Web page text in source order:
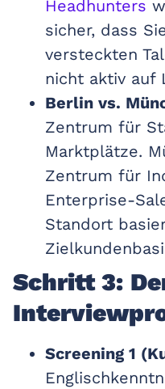
Headhunters
sicher, dass
versteckten
nicht aktiv auf
Berlin vs.
Zentrum für
Marktplätze.
Zentrum für
Enterprise-
Standort
Schritt 3:
Screening 1